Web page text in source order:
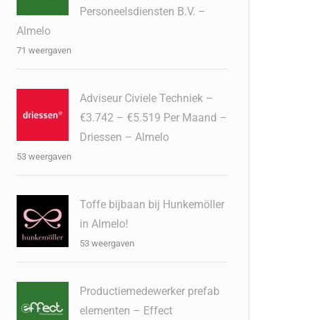
Personeelsdiensten B.V. –
Almelo
71 weergaven
Adviseur Civiele Techniek –
€3.742 – €5.519 Per Maand –
Driessen – Almelo
53 weergaven
Toffe bijbaan bij Hunkemöller
in Almelo!
53 weergaven
Productiemedewerker prefab
elementen – Effect